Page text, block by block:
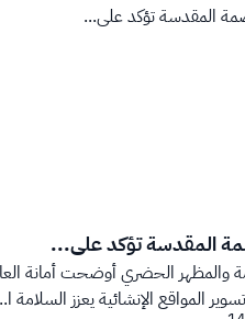
المقدسة تؤكد على...
والمظهر الحضري أوضحت أمانة
المواقع الإنشائية يعزز السلامة